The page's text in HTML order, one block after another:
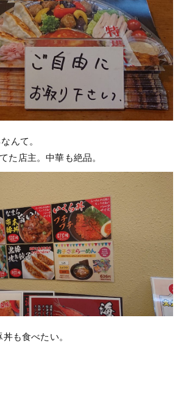
んて。
た店主。中華も絶品。
も食べたい。